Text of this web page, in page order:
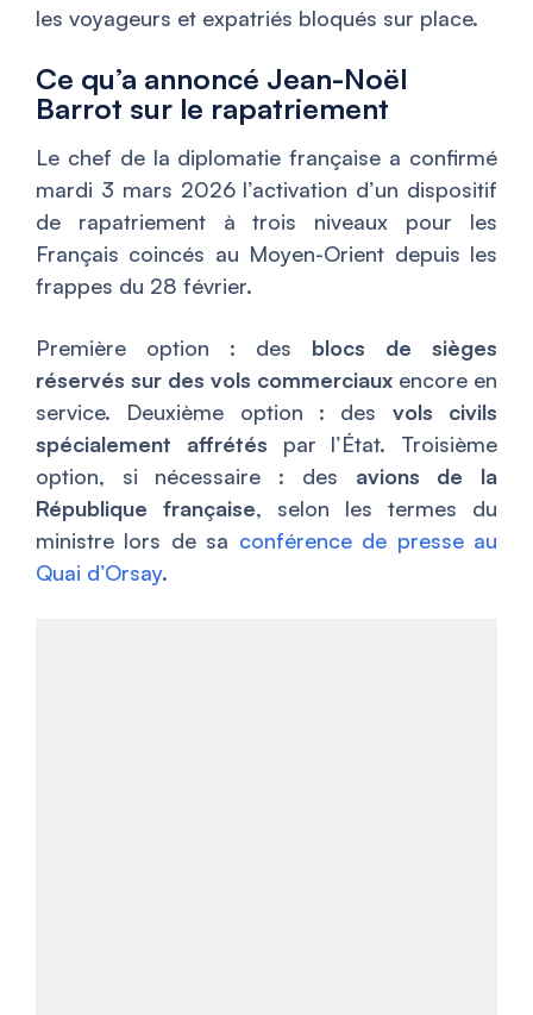
les voyageurs et expatriés bloqués sur place.
Ce qu’a annoncé Jean-Noël
Barrot sur le rapatriement
Le chef de la diplomatie française a confirmé
mardi 3 mars 2026 l’activation d’un dispositif
de rapatriement à trois niveaux pour les
Français coincés au Moyen-Orient depuis les
frappes du 28 février.
Première option : des blocs de sièges
réservés sur des vols commerciaux encore en
service. Deuxième option : des vols civils
spécialement affrétés par l’État. Troisième
option, si nécessaire : des avions de la
République française, selon les termes du
ministre lors de sa conférence de presse au
Quai d’Orsay.